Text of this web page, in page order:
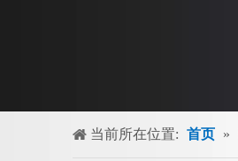
当前所在位置: 首页 »